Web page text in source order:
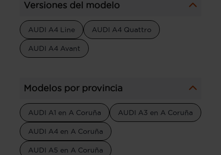
Versiones del modelo
AUDI A4 Line AUDI A4 Quattro
AUDI A4 Avant
Modelos por provincia
AUDI A1 en A Coruña AUDI A3 en A Coruña
AUDI A4 en A Coruña
AUDI A5 en A Coruña